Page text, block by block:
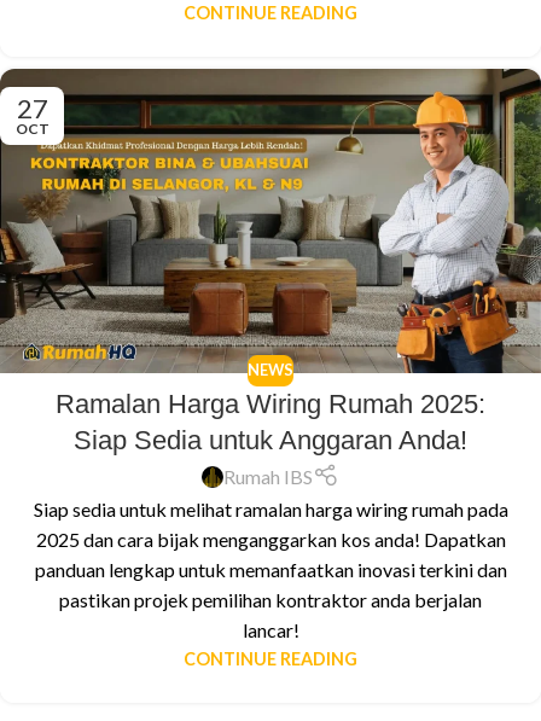
CONTINUE READING
27
OCT
NEWS
Ramalan Harga Wiring Rumah 2025:
Siap Sedia untuk Anggaran Anda!
Rumah IBS
Siap sedia untuk melihat ramalan harga wiring rumah pada
2025 dan cara bijak menganggarkan kos anda! Dapatkan
panduan lengkap untuk memanfaatkan inovasi terkini dan
pastikan projek pemilihan kontraktor anda berjalan
lancar!
CONTINUE READING